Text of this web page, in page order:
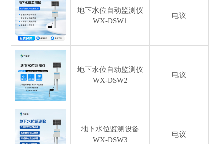
地下水位自动监测仪
WX-DSW1
电议
地下水位自动监测仪
WX-DSW2
电议
地下水位监测设备
WX-DSW3
电议